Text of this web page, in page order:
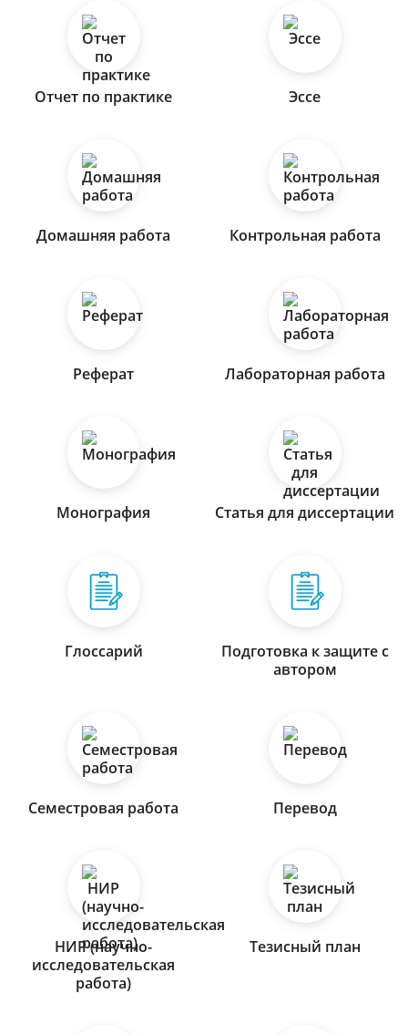
Отчет по практике Эссе
Домашняя работа Контрольная работа
Реферат Лабораторная работа
Монография Статья для диссертации
Глоссарий
Подготовка к защите с
автором
Семестровая работа Перевод
НИР (научно-
исследовательская
работа)
Тезисный план